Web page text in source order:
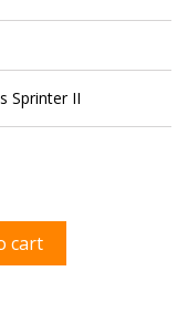
Sprinter II
cart